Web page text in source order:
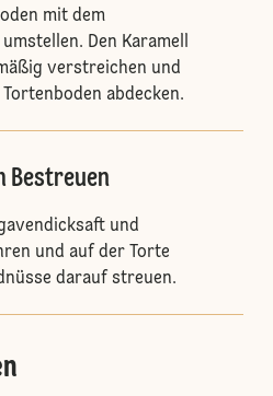
mit dem
Den Karamell
verstreichen und
abdecken.
Bestreuen
und
und auf der Torte
darauf streuen.